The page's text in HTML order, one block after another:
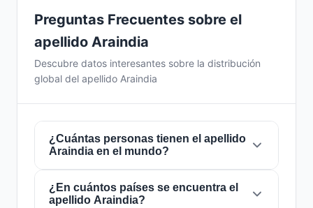
Preguntas Frecuentes sobre el
apellido Araindia
Descubre datos interesantes sobre la distribución
global del apellido Araindia
¿Cuántas personas tienen el apellido
Araindia en el mundo?
Actualmente hay aproximadamente155
personascon el apellido
¿En cuántos países se encuentra el
apellido Araindia?